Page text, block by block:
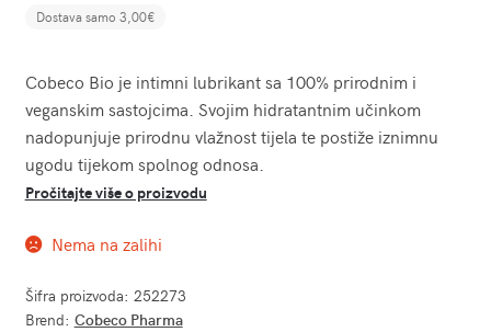
Dostava samo 3,00€
Cobeco Bio je intimni lubrikant sa 100% prirodnim i
veganskim sastojcima. Svojim hidratantnim učinkom
nadopunjuje prirodnu vlažnost tijela te postiže iznimnu
ugodu tijekom spolnog odnosa.
Pročitajte više o proizvodu
Nema na zalihi
Šifra proizvoda: 252273
Brend: Cobeco Pharma